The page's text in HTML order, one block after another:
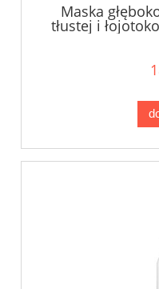
Maska
tłustej i